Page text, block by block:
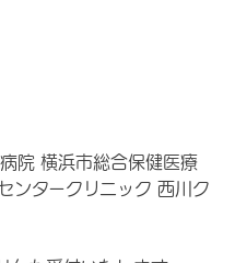
院 横浜市総合保健医療
ンタークリニック 西川ク